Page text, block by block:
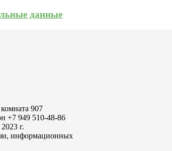
данные
907
+7 949 510-48-86
г.
информационных